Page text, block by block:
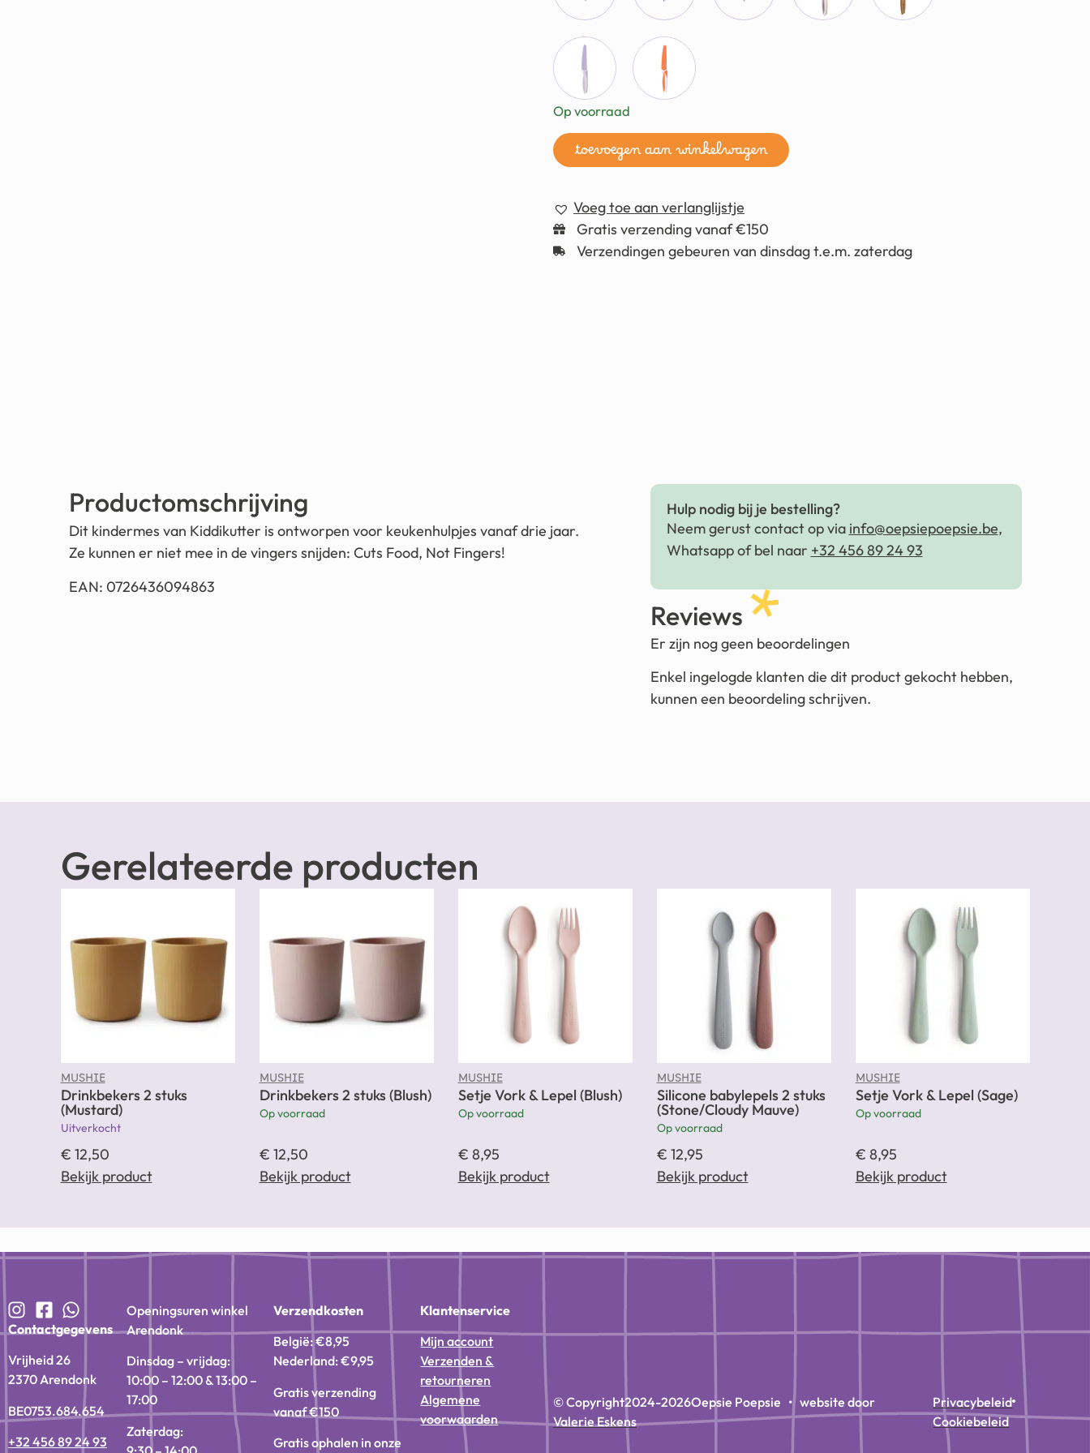
Op voorraad
toevoegen aan winkelwagen
Voeg toe aan verlanglijstje
Gratis verzending vanaf €150
Verzendingen gebeuren van dinsdag t.e.m. zaterdag
Productomschrijving
Dit kindermes van Kiddikutter is ontworpen voor keukenhulpjes vanaf drie jaar.
Ze kunnen er niet mee in de vingers snijden: Cuts Food, Not Fingers!
EAN: 0726436094863
Hulp nodig bij je bestelling?
Neem gerust contact op via info@oepsiepoepsie.be,
Whatsapp of bel naar +32 456 89 24 93
Reviews
Er zijn nog geen beoordelingen
Enkel ingelogde klanten die dit product gekocht hebben,
kunnen een beoordeling schrijven.
Gerelateerde producten
MUSHIE
Drinkbekers 2 stuks
(Mustard)
Uitverkocht
€ 12,50
Bekijk product
MUSHIE
Drinkbekers 2 stuks (Blush)
Op voorraad
€ 12,50
Bekijk product
MUSHIE
Setje Vork & Lepel (Blush)
Op voorraad
€ 8,95
Bekijk product
MUSHIE
Silicone babylepels 2 stuks
(Stone/Cloudy Mauve)
Op voorraad
€ 12,95
Bekijk product
MUSHIE
Setje Vork & Lepel (Sage)
Op voorraad
€ 8,95
Bekijk product
Contactgegevens
Vrijheid 26
2370 Arendonk
BE0753.684.654
+32 456 89 24 93
Openingsuren winkel
Arendonk
Dinsdag – vrijdag:
10:00 – 12:00 & 13:00 –
17:00
Zaterdag:
Verzendkosten
België: €8,95
Nederland: €9,95
Gratis verzending
vanaf €150
Gratis ophalen in onze
Klantenservice
Mijn account
Verzenden &
retourneren
Algemene
voorwaarden
© Copyright2024-2026Oepsie Poepsie • website door
Valerie Eskens
Privacybeleid
Cookiebeleid